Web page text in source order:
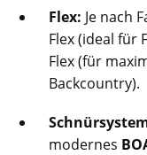
Flex: Je nach
Flex (ideal für
Flex (für
Backcountry).
modernes